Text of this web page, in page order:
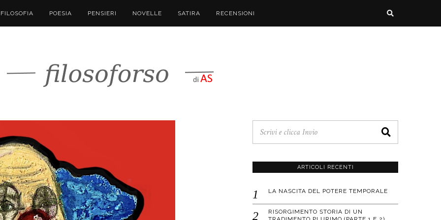
FILOSOFIA POESIA PENSIERI NOVELLE SATIRA RECENSIONI
ARTICOLI RECENTI
LA NASCITA DEL POTERE TEMPORALE
RISORGIMENTO STORIA DI UN